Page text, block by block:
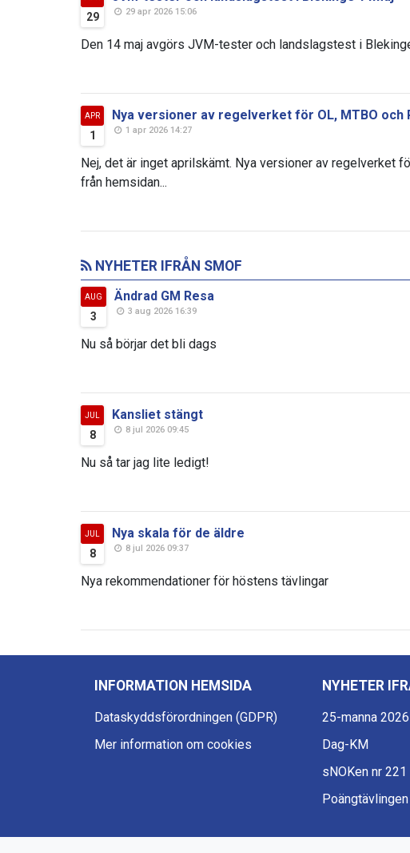
29 29 apr 2026 15:06
Den 14 maj avgörs JVM-tester och landslagstest i
APR
1
Nya versioner av regelverket för OL, MTBO och
1 apr 2026 14:27
Nej, det är inget aprilskämt. Nya versioner av regelverket
från hemsidan...
NYHETER IFRÅN SMOF
AUG
3
Ändrad GM Resa
3 aug 2026 16:39
Nu så börjar det bli dags
JUL
8
Kansliet stängt
8 jul 2026 09:45
Nu så tar jag lite ledigt!
JUL
8
Nya skala för de äldre
8 jul 2026 09:37
Nya rekommendationer för höstens tävlingar
INFORMATION HEMSIDA
Dataskyddsförordningen (GDPR)
Mer information om cookies
NYHETER
25-manna 2026
Dag-KM
sNOKen nr 221
Poängtävlingen